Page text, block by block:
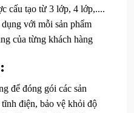
cấu tạo từ 3 lớp, 4 lớp,....
với mỗi sản phẩm
của từng khách hàng
để đóng gói các sản
điện, bảo vệ khỏi độ